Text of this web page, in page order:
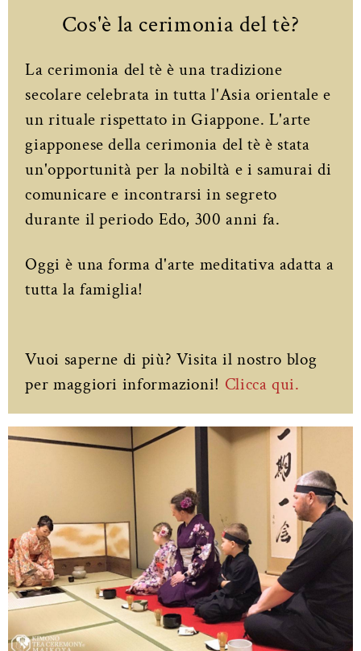
Cos'è la cerimonia del tè?
La cerimonia del tè è una tradizione
secolare celebrata in tutta l'Asia orientale e
un rituale rispettato in Giappone. L'arte
giapponese della cerimonia del tè è stata
un'opportunità per la nobiltà e i samurai di
comunicare e incontrarsi in segreto
durante il periodo Edo, 300 anni fa.
Oggi è una forma d'arte meditativa adatta a
tutta la famiglia!
Vuoi saperne di più? Visita il nostro blog
per maggiori informazioni! Clicca qui.